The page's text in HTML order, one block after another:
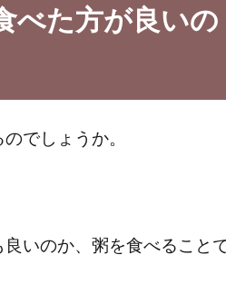
べた方が良いの
でしょうか。
いのか、粥を食べること